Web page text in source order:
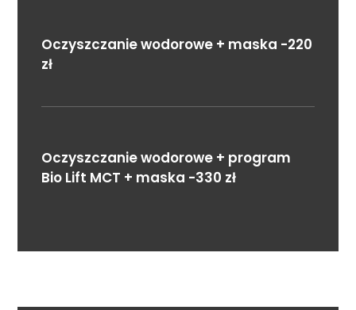
Oczyszczanie wodorowe + maska -220
zł
Oczyszczanie wodorowe + program
Bio Lift MCT + maska -330 zł